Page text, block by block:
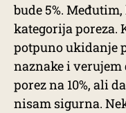
bude 5%.
kategorija poreza.
potpuno ukidanje
naznake i verujem
porez na 10%, ali
nisam sigurna.